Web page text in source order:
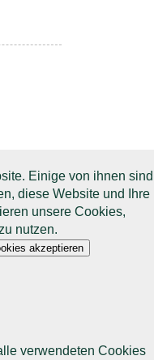
Einige von ihnen sind
diese Website und Ihre
unsere Cookies,
nutzen.
akzeptieren
verwendeten Cookies